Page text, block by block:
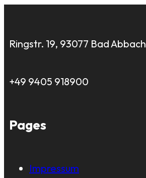
Ringstr. 19, 93077 Bad Abbach
+49 9405 918900
Pages
Impressum